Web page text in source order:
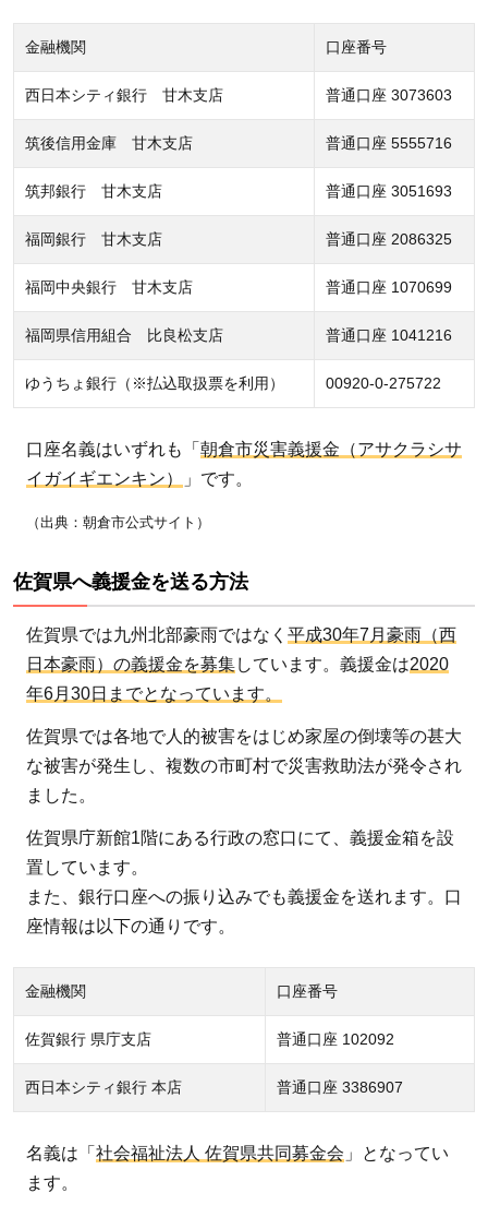
金融機関 口座番号
西日本シティ銀行 甘木支店 普通口座 3073603
筑後信用金庫 甘木支店 普通口座 5555716
筑邦銀行 甘木支店 普通口座 3051693
福岡銀行 甘木支店 普通口座 2086325
福岡中央銀行 甘木支店 普通口座 1070699
福岡県信用組合 比良松支店 普通口座 1041216
ゆうちょ銀行（※払込取扱票を利用） 00920-0-275722
口座名義はいずれも「 朝倉市災害義援金（アサクラシサ
イガイギエンキン）
」です。
（出典：朝倉市公式サイト）
佐賀県へ義援金を送る方法
佐賀県では九州北部豪雨ではなく 平成30年7月豪雨（西
日本豪雨）の義援金を募集しています。義援金は2020
年6月30日までとなっています。
佐賀県では各地で人的被害をはじめ家屋の倒壊等の甚大
な被害が発生し、複数の市町村で災害救助法が発令され
ました。
佐賀県庁新館1階にある行政の窓口にて、義援金箱を設
置しています。
また、銀行口座への振り込みでも義援金を送れます。口
座情報は以下の通りです。
金融機関 口座番号
佐賀銀行 県庁支店 普通口座 102092
西日本シティ銀行 本店 普通口座 3386907
名義は「 社会福祉法人 佐賀県共同募金会 」となってい
ます。